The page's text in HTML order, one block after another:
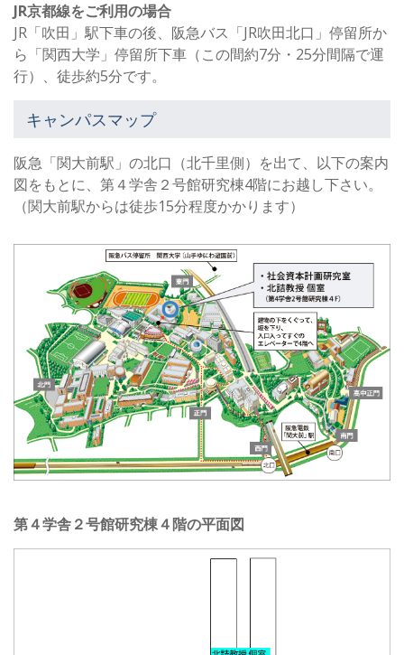
JR京都線をご利用の場合
JR「吹田」駅下車の後、阪急バス「JR吹田北口」停留所か
ら「関西大学」停留所下車（この間約7分・25分間隔で運
行）、徒歩約5分です。
キャンパスマップ
阪急「関大前駅」の北口（北千里側）を出て、以下の案内
図をもとに、第４学舎２号館研究棟4階にお越し下さい。
（関大前駅からは徒歩15分程度かかります）
第４学舎２号館研究棟４階の平面図